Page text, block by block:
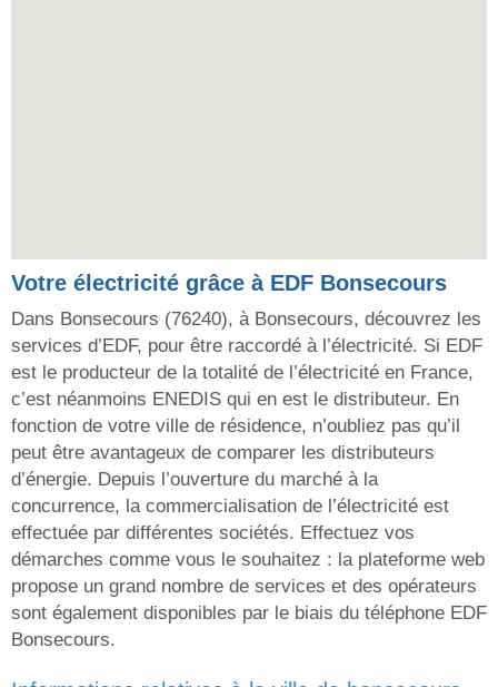
Votre électricité grâce à EDF Bonsecours
Dans Bonsecours (76240), à Bonsecours, découvrez les
services d’EDF, pour être raccordé à l’électricité. Si EDF
est le producteur de la totalité de l’électricité en France,
c’est néanmoins ENEDIS qui en est le distributeur. En
fonction de votre ville de résidence, n’oubliez pas qu’il
peut être avantageux de comparer les distributeurs
d’énergie. Depuis l’ouverture du marché à la
concurrence, la commercialisation de l’électricité est
effectuée par différentes sociétés. Effectuez vos
démarches comme vous le souhaitez : la plateforme web
propose un grand nombre de services et des opérateurs
sont également disponibles par le biais du téléphone EDF
Bonsecours.